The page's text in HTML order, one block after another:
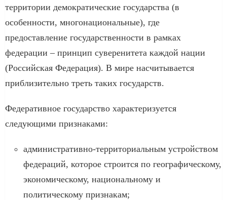
территории демократические государства (в
особенности, многонациональные), где
предоставление государственности в рамках
федерации – принцип суверенитета каждой нации
(Российская Федерация). В мире насчитывается
приблизительно треть таких государств.
Федеративное государство характеризуется
следующими признаками:
административно-территориальным устройством
федераций, которое строится по географическому,
экономическому, национальному и
политическому признакам;